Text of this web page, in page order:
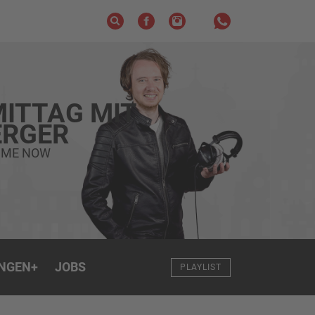
MIT
NOW
+ JOBS PLAYLIST